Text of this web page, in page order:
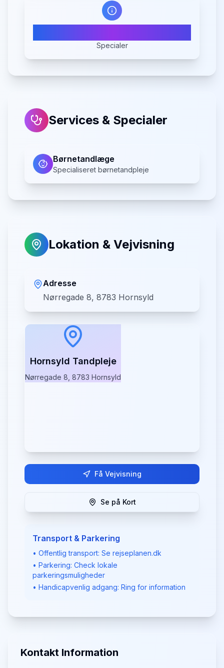
Specialer
Services & Specialer
Børnetandlæge
Specialiseret børnetandpleje
Lokation & Vejvisning
Adresse
Nørregade 8, 8783 Hornsyld
Hornsyld Tandpleje
Nørregade 8, 8783 Hornsyld
Få Vejvisning
Se på Kort
Transport & Parkering
• Offentlig transport: Se rejseplanen.dk
• Parkering: Check lokale
parkeringsmuligheder
• Handicapvenlig adgang: Ring for information
Kontakt Information